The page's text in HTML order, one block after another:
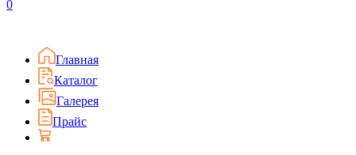
0
Главная
Каталог
Галерея
Прайс